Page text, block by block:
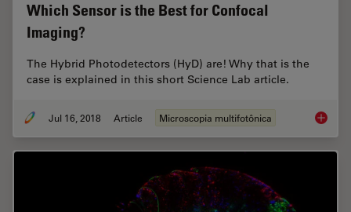
Which Sensor is the Best for Confocal
Imaging?
The Hybrid Photodetectors (HyD) are! Why that is the
case is explained in this short Science Lab article.
Jul 16, 2018 Article Microscopia multifotônica Which